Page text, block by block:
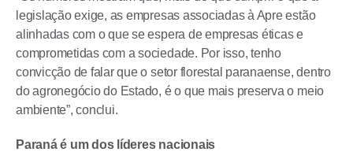
legislação exige, as empresas associadas à Apre estão
alinhadas com o que se espera de empresas éticas e
comprometidas com a sociedade. Por isso, tenho
convicção de falar que o setor florestal paranaense, dentro
do agronegócio do Estado, é o que mais preserva o meio
ambiente”, conclui.
Paraná é um dos líderes nacionais